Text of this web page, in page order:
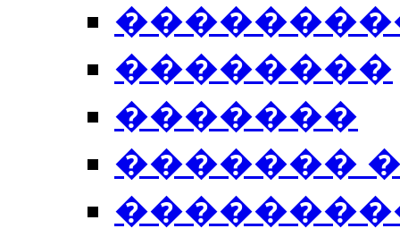
��������
�������
�������